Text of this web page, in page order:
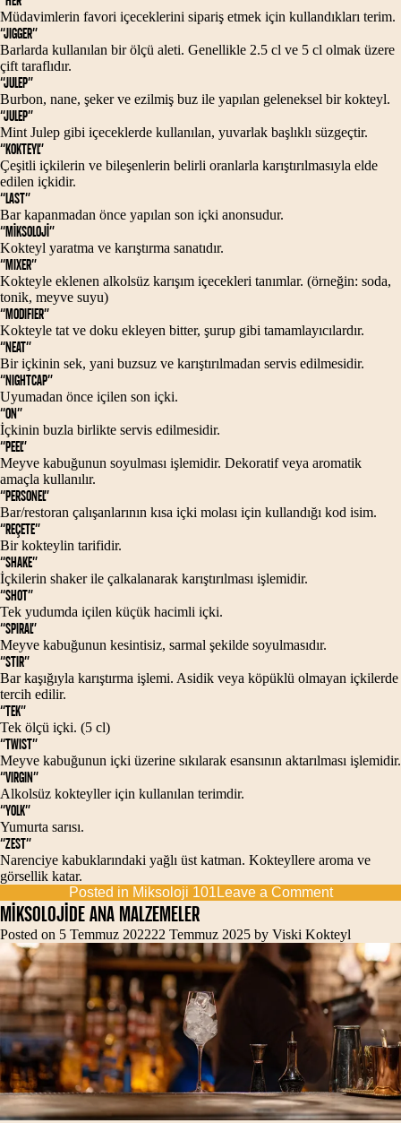
Müdavimlerin favori içeceklerini sipariş etmek için kullandıkları terim.
“JIGGER”
Barlarda kullanılan bir ölçü aleti. Genellikle 2.5 cl ve 5 cl olmak üzere
çift taraflıdır.
“JULEP”
Burbon, nane, şeker ve ezilmiş buz ile yapılan geleneksel bir kokteyl.
“JULEP”
Mint Julep gibi içeceklerde kullanılan, yuvarlak başlıklı süzgeçtir.
“KOKTEYL”
Çeşitli içkilerin ve bileşenlerin belirli oranlarla karıştırılmasıyla elde
edilen içkidir.
“LAST”
Bar kapanmadan önce yapılan son içki anonsudur.
“MİKSOLOJİ”
Kokteyl yaratma ve karıştırma sanatıdır.
“MIXER”
Kokteyle eklenen alkolsüz karışım içecekleri tanımlar. (örneğin: soda,
tonik, meyve suyu)
“MODIFIER”
Kokteyle tat ve doku ekleyen bitter, şurup gibi tamamlayıcılardır.
“NEAT”
Bir içkinin sek, yani buzsuz ve karıştırılmadan servis edilmesidir.
“NIGHTCAP”
Uyumadan önce içilen son içki.
“ON”
İçkinin buzla birlikte servis edilmesidir.
“PEEL”
Meyve kabuğunun soyulması işlemidir. Dekoratif veya aromatik
amaçla kullanılır.
“PERSONEL”
Bar/restoran çalışanlarının kısa içki molası için kullandığı kod isim.
“REÇETE”
Bir kokteylin tarifidir.
“SHAKE”
İçkilerin shaker ile çalkalanarak karıştırılması işlemidir.
“SHOT”
Tek yudumda içilen küçük hacimli içki.
“SPIRAL”
Meyve kabuğunun kesintisiz, sarmal şekilde soyulmasıdır.
“STIR”
Bar kaşığıyla karıştırma işlemi. Asidik veya köpüklü olmayan içkilerde
tercih edilir.
“TEK”
Tek ölçü içki. (5 cl)
“TWIST”
Meyve kabuğunun içki üzerine sıkılarak esansının aktarılması işlemidir.
“VIRGIN”
Alkolsüz kokteyller için kullanılan terimdir.
“YOLK”
Yumurta sarısı.
“ZEST”
Narenciye kabuklarındaki yağlı üst katman. Kokteyllere aroma ve
görsellik katar.
Posted in Miksoloji 101 Leave a Commenton
MİKSOLOJİDE ANA MALZEMELER
Posted on 5 Temmuz 202222 Temmuz 2025 by Viski Kokteyl